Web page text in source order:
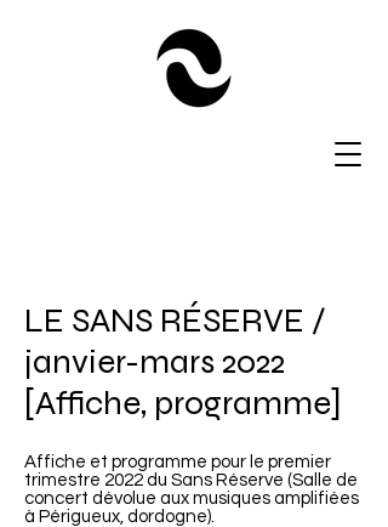
LE SANS RÉSERVE /
janvier-mars 2022
[Affiche, programme]
Affiche et programme pour le premier
trimestre 2022 du Sans Réserve (Salle de
concert dévolue aux musiques amplifiées
à Périgueux, dordogne).